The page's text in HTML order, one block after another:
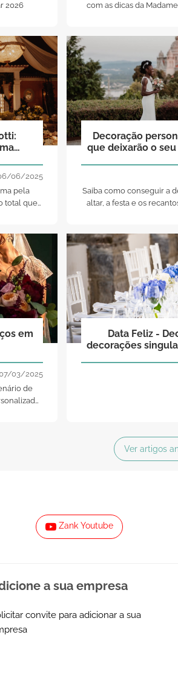
2026
com as dicas da
06/2025
pela
total que
Decoração
que deixarão o
Saiba como conseguir a
altar, a festa e os
em
03/2025
de
Data Feliz -
decorações
Ver artigos
Zank Youtube
a sua empresa
convite para adicionar a sua